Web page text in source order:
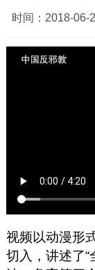
时间： 2018-06-
视频以动漫形
切入，讲述了